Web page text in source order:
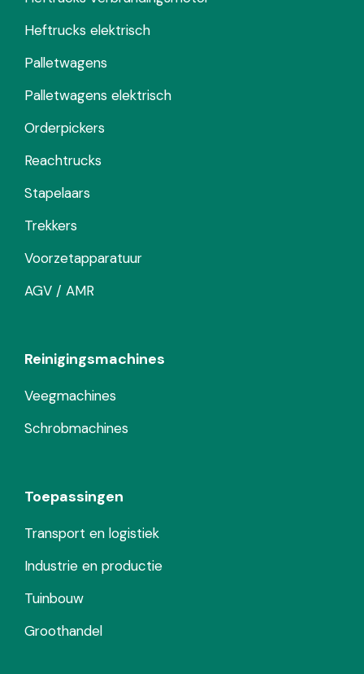
Heftrucks elektrisch
Palletwagens
Palletwagens elektrisch
Orderpickers
Reachtrucks
Stapelaars
Trekkers
Voorzetapparatuur
AGV / AMR
Reinigingsmachines
Veegmachines
Schrobmachines
Toepassingen
Transport en logistiek
Industrie en productie
Tuinbouw
Groothandel